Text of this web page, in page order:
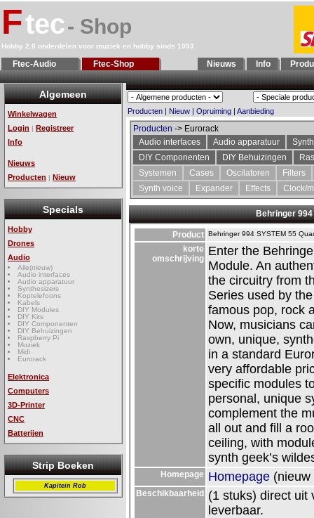
Ftec- Shop
Hobby 2.0 onderdelen voor muziek en hobby sinds 1993
Ftec-Audio Ftec-Shop Nieuws Info
Algemeen
Winkelwagen
Login | Registreer
Info
Nieuws
Producten | Nieuw
Specials
Hobby
Drones
Audio
Alle(nieuw)
Audio interfaces
Audio apparatuur
Synthesizers
Koptelefoons
Kabels
DIY Modules
DIY Kits
DIY Componenten
DIY Behuizingen
Raspberry Pi
Muziek
Midi
Eurorack
Elektronica
Computers
3D-Printer
CNC
Batterijen
Strip Boeken
Kapitein Rob
Producten | Nieuw | Opruiming | Aanbieding
Producten -> Eurorack
Audio interfaces
Audio apparatuur
DIY Componenten
DIY Behuizingen
Systemen
Cases Oscilatoren
Filters
Synth voice
Expander Effects Clock/
Behringer 994
Product Behringer 994 SYSTEM 55
korte
omschrijving
Enter the
Module. An
the circuitry from
Series used by
famous pop, rock
Now, musicians
own, unique,
in a standard
very affordable
specific modules
personal, unique
complement the
all out and fill a
ceiling, with
synth geek’s
Homepage Homepage (nieuw
Beschikbaarheid
(1 stuks) direct uit
leverbaar.